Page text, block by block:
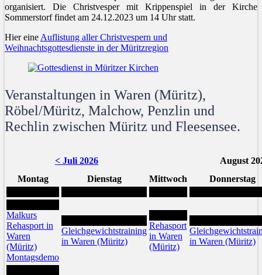
organisiert. Die Christvesper mit Krippenspiel in der Kirche
Sommerstorf findet am 24.12.2023 um 14 Uhr statt.
Hier eine Auflistung aller Christvespern und
Weihnachtsgottesdienste in der Müritzregion
Veranstaltungen in Waren (Müritz),
Röbel/Müritz, Malchow, Penzlin und
Rechlin zwischen Müritz und Fleesensee.
< Juli 2026
August
Montag
Dienstag Mittwoch Donnerstag
Malkurs
Rehasport in
Waren
(Müritz)
Montagsdemo
Gleichgewichtstraining
in Waren (Müritz)
Rehasport
in Waren
(Müritz)
in Waren (Müritz)